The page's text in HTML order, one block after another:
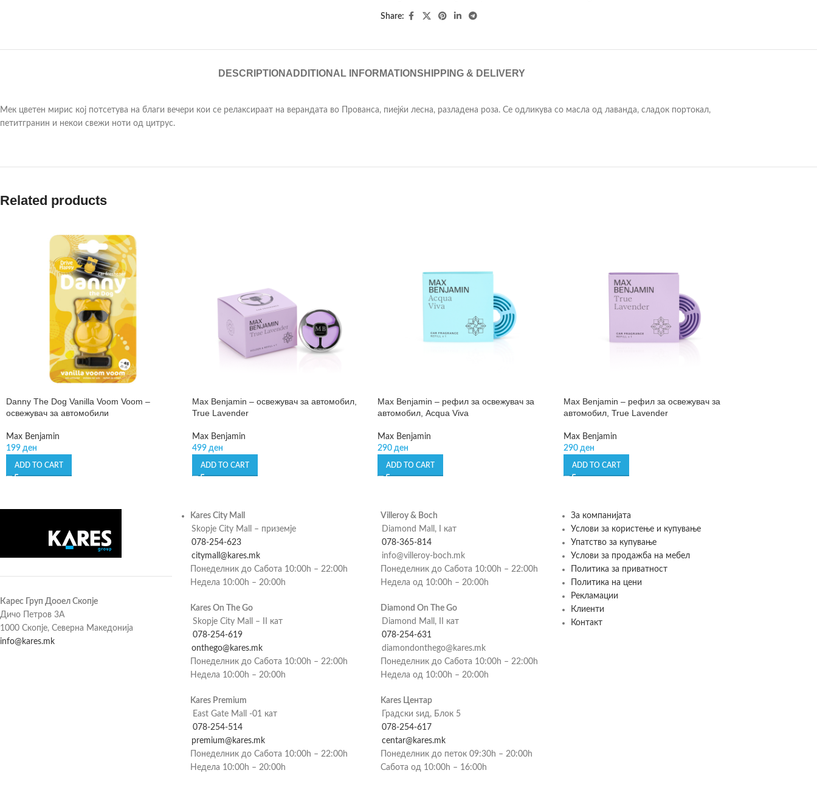
Share:
DESCRIPTION ADDITIONAL INFORMATIONSHIPPING & DELIVERY
Мек цветен мирис кој потсетува на благи вечери кои се релаксираат на верандата во Прованса, пиејќи лесна, разладена роза. Се одликува со масла од лаванда, сладок портокал,
петитгранин и некои свежи ноти од цитрус.
Related products
Danny The Dog Vanilla Voom Voom –
освежувач за автомобили
Max Benjamin
199 ден
ADD TO CART
Max Benjamin – освежувач за автомобил,
True Lavender
Max Benjamin
499 ден
ADD TO CART
Max Benjamin – рефил за освежувач за
автомобил, Acqua Viva
Max Benjamin
290 ден
ADD TO CART
Max Benjamin – рефил за освежувач за
автомобил, True Lavender
Max Benjamin
290 ден
ADD TO CART
Карес Груп Дооел Скопје
Дичо Петров 3А
1000 Скопје, Северна Македонија
info@kares.mk
Kares City Mall
Skopje City Mall – приземје
078-254-623
citymall@kares.mk
Понеделник до Сабота 10:00h – 22:00h
Недела 10:00h – 20:00h
Kares On The Go
Skopje City Mall – II кат
078-254-619
onthego@kares.mk
Понеделник до Сабота 10:00h – 22:00h
Недела 10:00h – 20:00h
Kares Premium
East Gate Mall -01 кат
078-254-514
premium@kares.mk
Понеделник до Сабота 10:00h – 22:00h
Недела 10:00h – 20:00h
Villeroy & Boch
Diamond Mall, I кат
078-365-814
info@villeroy-boch.mk
Понеделник до Сабота 10:00h – 22:00h
Недела од 10:00h – 20:00h
Diamond On The Go
Diamond Mall, II кат
078-254-631
diamondonthego@kares.mk
Понеделник до Сабота 10:00h – 22:00h
Недела од 10:00h – 20:00h
Kares Центар
Градски ѕид, Блок 5
078-254-617
centar@kares.mk
Понеделник до петок 09:30h – 20:00h
Сабота од 10:00h – 16:00h
За компанијата
Услови за користење и купување
Упатство за купување
Услови за продажба на мебел
Политика за приватност
Политика на цени
Рекламации
Клиенти
Контакт